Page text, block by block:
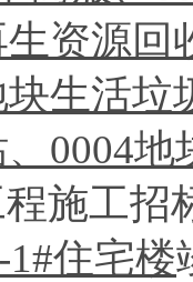
资源回
生活
0004
施工招
1#住宅楼